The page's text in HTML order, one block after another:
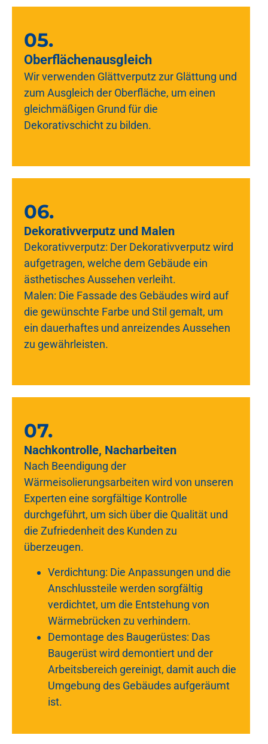
05.
Oberflächenausgleich
Wir verwenden Glättverputz zur Glättung und
zum Ausgleich der Oberfläche, um einen
gleichmäßigen Grund für die
Dekorativschicht zu bilden.
06.
Dekorativverputz und Malen
Dekorativverputz: Der Dekorativverputz wird
aufgetragen, welche dem Gebäude ein
ästhetisches Aussehen verleiht.
Malen: Die Fassade des Gebäudes wird auf
die gewünschte Farbe und Stil gemalt, um
ein dauerhaftes und anreizendes Aussehen
zu gewährleisten.
07.
Nachkontrolle, Nacharbeiten
Nach Beendigung der
Wärmeisolierungsarbeiten wird von unseren
Experten eine sorgfältige Kontrolle
durchgeführt, um sich über die Qualität und
die Zufriedenheit des Kunden zu
überzeugen.
Verdichtung: Die Anpassungen und die
Anschlussteile werden sorgfältig
verdichtet, um die Entstehung von
Wärmebrücken zu verhindern.
Demontage des Baugerüstes: Das
Baugerüst wird demontiert und der
Arbeitsbereich gereinigt, damit auch die
Umgebung des Gebäudes aufgeräumt
ist.